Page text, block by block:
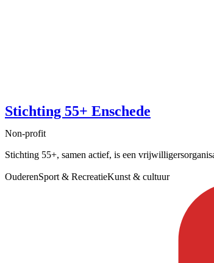
Stichting 55+ Enschede
Non-profit
Stichting 55+, samen actief, is een
OuderenSport & RecreatieKunst & cultuur